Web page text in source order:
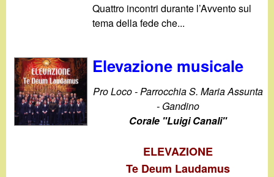
d
n
c
r
Quattro incontri durante l’Avvento sul
tema della fede che...
Elevazione musicale
Pro Loco - Parrocchia S. Maria Assunta
- Gandino
Corale "Luigi Canali"
ELEVAZIONE
Te Deum Laudamus